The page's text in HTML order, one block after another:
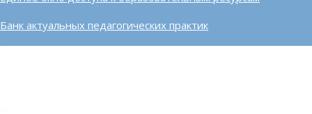
Банк актуальных педагогических практик